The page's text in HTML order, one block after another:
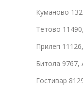
Куманово
Тетово
Прилеп
Битола 9767,
Гостивар